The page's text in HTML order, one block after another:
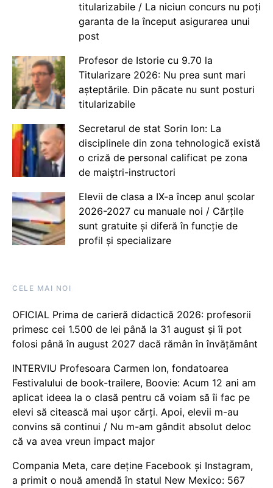
titularizabile / La niciun concurs nu poți
garanta de la început asigurarea unui
post
Profesor de Istorie cu 9.70 la
Titularizare 2026: Nu prea sunt mari
așteptările. Din păcate nu sunt posturi
titularizabile
Secretarul de stat Sorin Ion: La
disciplinele din zona tehnologică există
o criză de personal calificat pe zona
de maiștri-instructori
Elevii de clasa a IX-a încep anul școlar
2026-2027 cu manuale noi / Cărțile
sunt gratuite și diferă în funcție de
profil și specializare
CELE MAI NOI
OFICIAL Prima de carieră didactică 2026: profesorii
primesc cei 1.500 de lei până la 31 august și îi pot
folosi până în august 2027 dacă rămân în învățământ
INTERVIU Profesoara Carmen Ion, fondatoarea
Festivalului de book-trailere, Boovie: Acum 12 ani am
aplicat ideea la o clasă pentru că voiam să îi fac pe
elevi să citească mai ușor cărți. Apoi, elevii m-au
convins să continui / Nu m-am gândit absolut deloc
că va avea vreun impact major
Compania Meta, care deține Facebook și Instagram,
a primit o nouă amendă în statul New Mexico: 567